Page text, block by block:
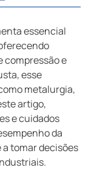
essencial
compressão e
esse
metalurgia,
artigo,
e cuidados
da
tomar decisões